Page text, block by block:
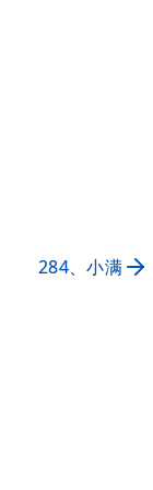
284、小满